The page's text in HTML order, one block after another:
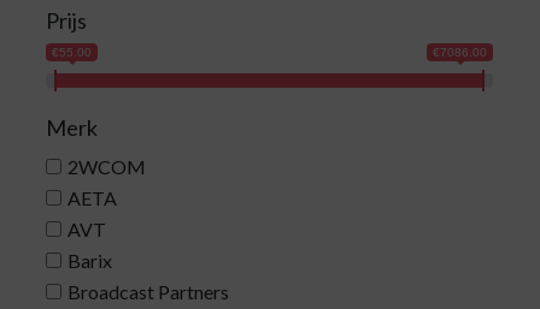
Prijs
€55.00 €7086.00
Merk
2WCOM
AETA
AVT
Barix
Broadcast Partners